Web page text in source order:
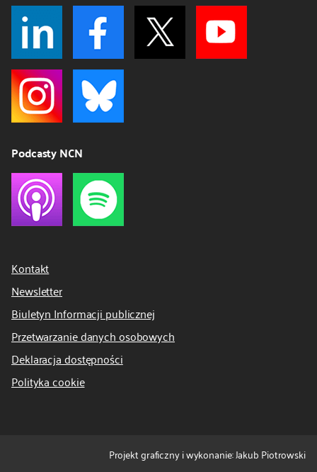
Podcasty NCN
Kontakt
Newsletter
Biuletyn Informacji publicznej
Przetwarzanie danych osobowych
Deklaracja dostępności
Polityka cookie
Projekt graficzny i wykonanie: Jakub Piotrowski